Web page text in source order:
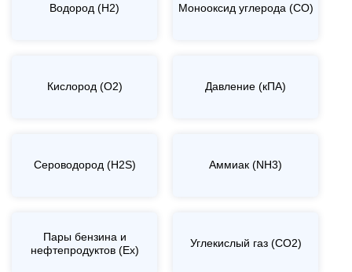
Водород (H2) Монооксид углерода (CO)
Кислород (O2) Давление (кПА)
Сероводород (H2S) Аммиак (NH3)
Пары бензина и
нефтепродуктов (Ex)
Углекислый газ (CO2)